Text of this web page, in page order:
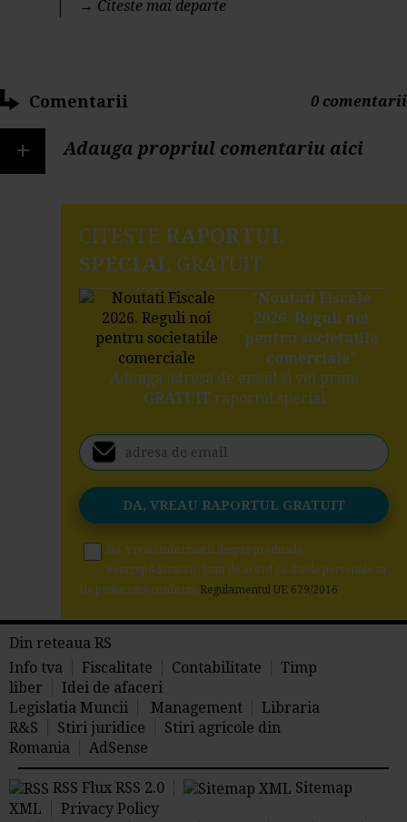
→ Citeste mai departe
Comentarii 0 comentarii
+ Adauga propriul comentariu aici
CITESTE RAPORTUL
SPECIAL GRATUIT
"Noutati Fiscale
2026. Reguli noi
pentru societatile
comerciale"
Adauga adresa de email si vei primi
GRATUITraportul special
Da, vreau informatii despre produsele
Rentrop&Straton. Sunt de acord ca datele personale sa
fie prelucrate conform Regulamentul UE 679/2016
Din reteaua RS
Info tva
Fiscalitate Contabilitate
Timp
liber
Idei de afaceri
Legislatia Muncii
Management
Libraria
R&S
Stiri juridice
Stiri agricole din
Romania
AdSense
RSS Flux RSS 2.0
Sitemap
XML
Privacy Policy